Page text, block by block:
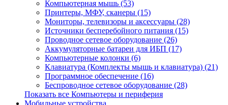
Компьютерная мышь (53)
Принтеры, МФУ, сканеры (15)
Мониторы, телевизоры и аксессуары (28)
Источники бесперебойного питания (15)
Проводное сетевое оборудование (26)
Аккумуляторные батареи для ИБП (17)
Компьютерные колонки (6)
Клавиатура (Комплекты мышь и клавиатура) (21)
Программное обеспечение (16)
Беспроводное сетевое оборудование (28)
Показать все Компьютеры и периферия
Мобильные устройства